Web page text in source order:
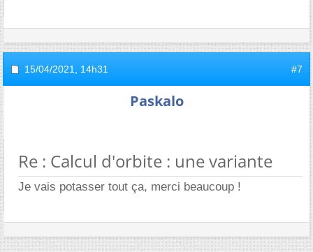
15/04/2021, 14h31 #7
Paskalo
Re : Calcul d'orbite : une variante
Je vais potasser tout ça, merci beaucoup !